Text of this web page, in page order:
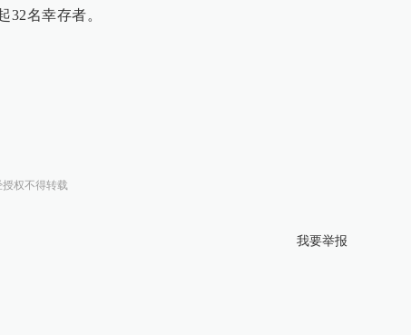
32名幸存者。
权不得转载
我要举报